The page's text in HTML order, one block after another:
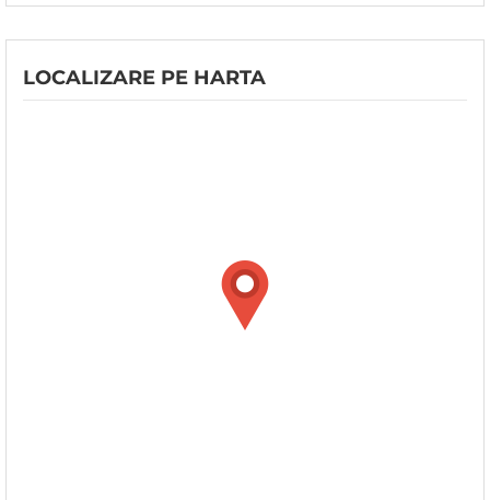
LOCALIZARE PE HARTA